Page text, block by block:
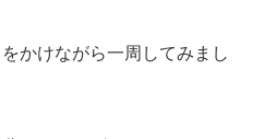
かけながら一周してみまし